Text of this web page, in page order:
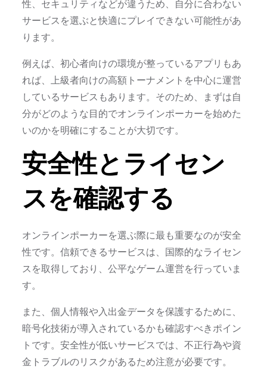
性、セキュリティなどが違うため、自分に合わない
サービスを選ぶと快適にプレイできない可能性があ
ります。
例えば、初心者向けの環境が整っているアプリもあ
れば、上級者向けの高額トーナメントを中心に運営
しているサービスもあります。そのため、まずは自
分がどのような目的でオンラインポーカーを始めた
いのかを明確にすることが大切です。
安全性とライセン
スを確認する
オンラインポーカーを選ぶ際に最も重要なのが安全
性です。信頼できるサービスは、国際的なライセン
スを取得しており、公平なゲーム運営を行っていま
す。
また、個人情報や入出金データを保護するために、
暗号化技術が導入されているかも確認すべきポイン
トです。安全性が低いサービスでは、不正行為や資
金トラブルのリスクがあるため注意が必要です。